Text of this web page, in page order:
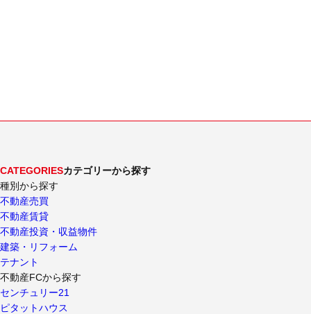
CATEGORIESカテゴリーから探す
種別から探す
不動産売買
不動産賃貸
不動産投資・収益物件
建築・リフォーム
テナント
不動産FCから探す
センチュリー21
ピタットハウス